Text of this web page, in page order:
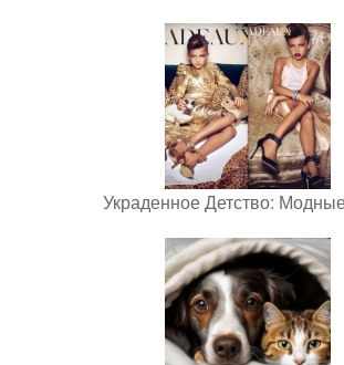
Украденное Детство: